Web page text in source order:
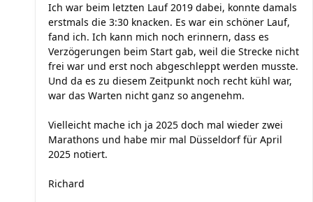
Ich war beim letzten Lauf 2019 dabei, konnte damals
erstmals die 3:30 knacken. Es war ein schöner Lauf,
fand ich. Ich kann mich noch erinnern, dass es
Verzögerungen beim Start gab, weil die Strecke nicht
frei war und erst noch abgeschleppt werden musste.
Und da es zu diesem Zeitpunkt noch recht kühl war,
war das Warten nicht ganz so angenehm.
Vielleicht mache ich ja 2025 doch mal wieder zwei
Marathons und habe mir mal Düsseldorf für April
2025 notiert.
Richard